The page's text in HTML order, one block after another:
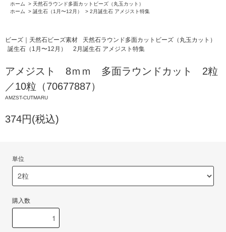
ホーム
> 天然石ラウンド多面カットビーズ（丸玉カット）
ホーム
> 誕生石（1月〜12月） > 2月誕生石 アメジスト特集
ビーズ｜天然石ビーズ素材
天然石ラウンド多面カットビーズ（丸玉カット）
誕生石（1月〜12月）
2月誕生石 アメジスト特集
アメジスト 8ｍｍ 多面ラウンドカット 2粒
／10粒（70677887）
AMZST-CUTMARU
374円(税込)
単位
購入数